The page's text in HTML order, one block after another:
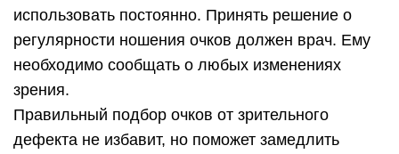
использовать постоянно. Принять решение о
регулярности ношения очков должен врач. Ему
необходимо сообщать о любых изменениях
зрения.
Правильный подбор очков от зрительного
дефекта не избавит, но поможет замедлить